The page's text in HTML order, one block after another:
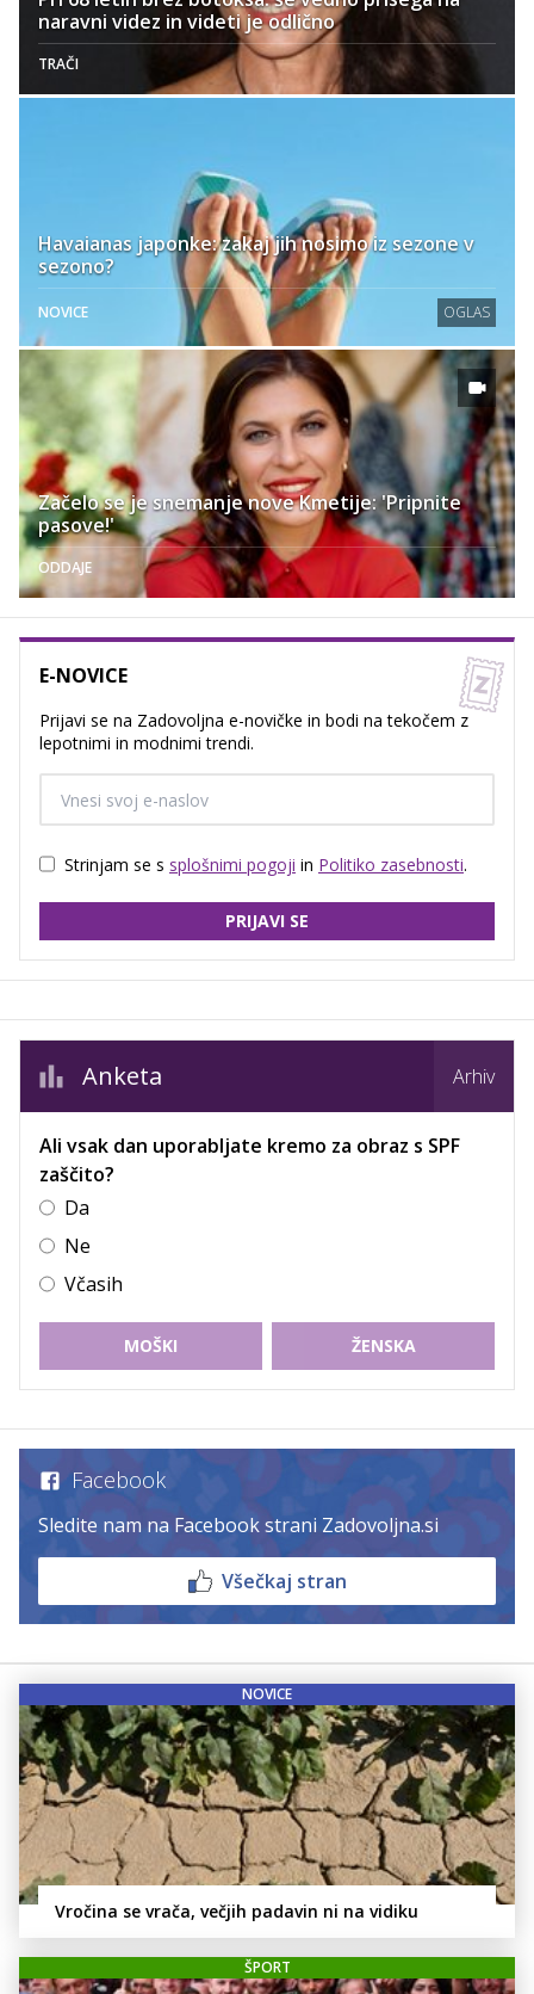
naravni videz in videti je odlično
TRAČI
Havaianas japonke: zakaj jih nosimo iz sezone v
sezono?
NOVICE OGLAS
Začelo se je snemanje nove Kmetije: 'Pripnite
pasove!'
ODDAJE
E-NOVICE
Prijavi se na Zadovoljna e-novičke in bodi na tekočem z
lepotnimi in modnimi trendi.
Strinjam se s splošnimi pogoji in Politiko zasebnosti.
PRIJAVI SE
Anketa Arhiv
Ali vsak dan uporabljate kremo za obraz s SPF
zaščito?
Da
Ne
Včasih
MOŠKI ŽENSKA
Facebook
Sledite nam na Facebook strani Zadovoljna.si
Všečkaj stran
NOVICE
Vročina se vrača, večjih padavin ni na vidiku
ŠPORT